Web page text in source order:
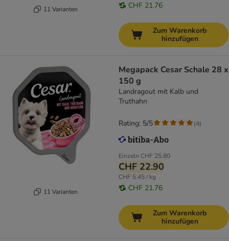
11 Varianten CHF 21.76
Zum Warenkorb
hinzufügen
11 Varianten
Megapack Cesar Schale 28 x
150 g
Landragout mit Kalb und
Truthahn
Einzeln CHF 25.80
CHF 22.90
CHF 5.45 / kg
CHF 21.76
Rating: 5/5 (4)
Zum Warenkorb
hinzufügen